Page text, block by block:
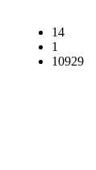
14
1
10929